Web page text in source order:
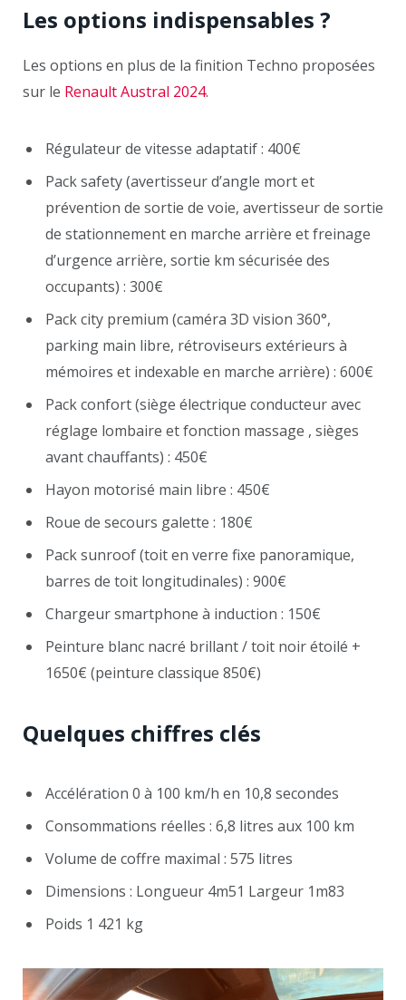
Les options indispensables ?
Les options en plus de la finition Techno proposées
sur le Renault Austral 2024.
Régulateur de vitesse adaptatif : 400€
Pack safety (avertisseur d’angle mort et
prévention de sortie de voie, avertisseur de sortie
de stationnement en marche arrière et freinage
d’urgence arrière, sortie km sécurisée des
occupants) : 300€
Pack city premium (caméra 3D vision 360°,
parking main libre, rétroviseurs extérieurs à
mémoires et indexable en marche arrière) : 600€
Pack confort (siège électrique conducteur avec
réglage lombaire et fonction massage , sièges
avant chauffants) : 450€
Hayon motorisé main libre : 450€
Roue de secours galette : 180€
Pack sunroof (toit en verre fixe panoramique,
barres de toit longitudinales) : 900€
Chargeur smartphone à induction : 150€
Peinture blanc nacré brillant / toit noir étoilé +
1650€ (peinture classique 850€)
Quelques chiffres clés
Accélération 0 à 100 km/h en 10,8 secondes
Consommations réelles : 6,8 litres aux 100 km
Volume de coffre maximal : 575 litres
Dimensions : Longueur 4m51 Largeur 1m83
Poids 1 421 kg